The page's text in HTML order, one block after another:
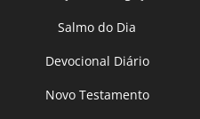
Salmo do Dia
Devocional Diário
Novo Testamento